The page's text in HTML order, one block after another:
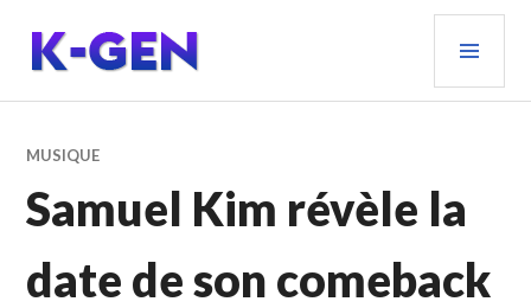
contenu
principal
K-GEN
MUSIQUE
Samuel Kim révèle la
date de son comeback